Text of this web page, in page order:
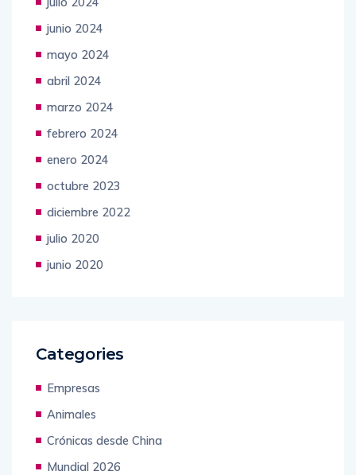
junio 2024
mayo 2024
abril 2024
marzo 2024
febrero 2024
enero 2024
octubre 2023
diciembre 2022
julio 2020
junio 2020
Categories
Empresas
Animales
Crónicas desde China
Mundial 2026